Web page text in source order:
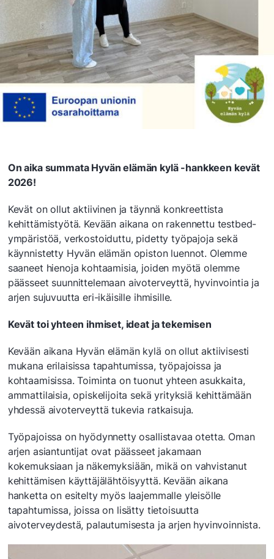
On aika summata Hyvän elämän kylä -hankkeen kevät
2026!
Kevät on ollut aktiivinen ja täynnä konkreettista
kehittämistyötä. Kevään aikana on rakennettu testbed-
ympäristöä, verkostoiduttu, pidetty työpajoja sekä
käynnistetty Hyvän elämän opiston luennot. Olemme
saaneet hienoja kohtaamisia, joiden myötä olemme
päässeet suunnittelemaan aivoterveyttä, hyvinvointia ja
arjen sujuvuutta eri-ikäisille ihmisille.
Kevät toi yhteen ihmiset, ideat ja tekemisen
Kevään aikana Hyvän elämän kylä on ollut aktiivisesti
mukana erilaisissa tapahtumissa, työpajoissa ja
kohtaamisissa. Toiminta on tuonut yhteen asukkaita,
ammattilaisia, opiskelijoita sekä yrityksiä kehittämään
yhdessä aivoterveyttä tukevia ratkaisuja.
Työpajoissa on hyödynnetty osallistavaa otetta. Oman
arjen asiantuntijat ovat päässeet jakamaan
kokemuksiaan ja näkemyksiään, mikä on vahvistanut
kehittämisen käyttäjälähtöisyyttä. Kevään aikana
hanketta on esitelty myös laajemmalle yleisölle
tapahtumissa, joissa on lisätty tietoisuutta
aivoterveydestä, palautumisesta ja arjen hyvinvoinnista.